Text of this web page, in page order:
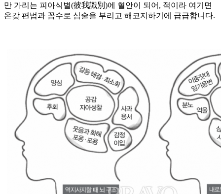
만 가리는 피아식별(彼我識別)에 혈안이 되어, 적이라 여기면
온갖 편법과 꼼수로 심술을 부리고 해코지하기에 급급합니다.